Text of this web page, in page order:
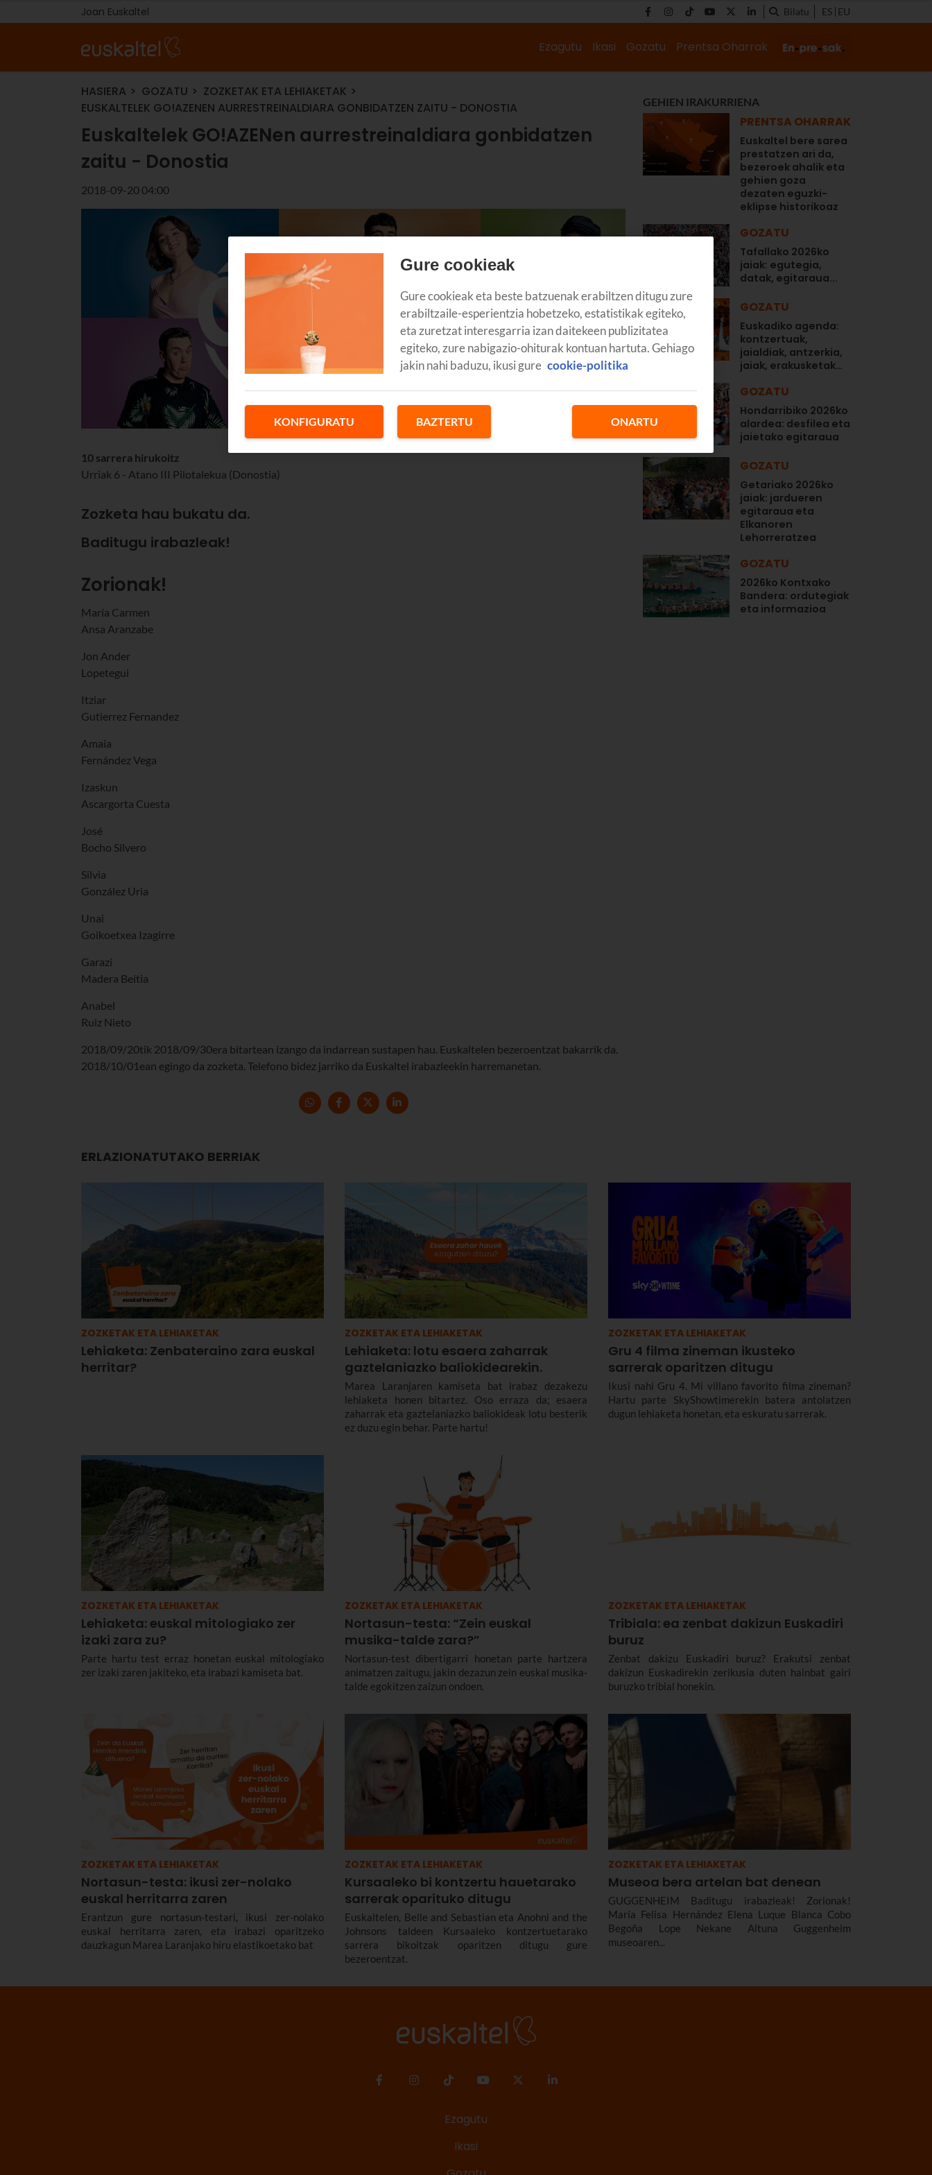
Joan Euskaltel Bilatu ES EU
Ezagutu Ikasi Gozatu Prentsa Oharrak
HASIERA GOZATU
ZOZKETAK ETA LEHIAKETAK
EUSKALTELEK GO!AZENEN AURRESTREINALDIARA GONBIDATZEN ZAITU - DONOSTIA
Euskaltelek GO!AZENen aurrestreinaldiara gonbidatzen
zaitu - Donostia
2018-09-20 04:00
10 sarrera hirukoitz
Urriak 6 - Atano III Pilotalekua (Donostia)
Zozketa hau bukatu da.
Baditugu irabazleak!
Zorionak!
María Carmen
Ansa Aranzabe
Jon Ander
Lopetegui
Itziar
Gutierrez Fernandez
Amaia
Fernández Vega
Izaskun
Ascargorta Cuesta
José
Bocho Silvero
Silvia
González Uria
Unai
Goikoetxea Izagirre
Garazi
Madera Beitia
Anabel
Ruiz Nieto
2018/09/20tik 2018/09/30era bitartean izango da indarrean sustapen hau. Euskaltelen bezeroentzat bakarrik da.
2018/10/01ean egingo da zozketa. Telefono bidez jarriko da Euskaltel irabazleekin harremanetan.
GEHIEN IRAKURRIENA
PRENTSA OHARRAK
Euskaltel bere sarea
prestatzen ari da,
bezeroek ahalik eta
gehien goza
dezaten eguzki-
eklipse historikoaz
GOZATU
Tafallako 2026ko
jaiak: egutegia,
datak, egitaraua...
GOZATU
Euskadiko agenda:
kontzertuak,
jaialdiak, antzerkia,
jaiak, erakusketak…
GOZATU
Hondarribiko 2026ko
alardea: desfilea eta
jaietako egitaraua
GOZATU
Getariako 2026ko
jaiak: jardueren
egitaraua eta
Elkanoren
Lehorreratzea
GOZATU
2026ko Kontxako
Bandera: ordutegiak
eta informazioa
ERLAZIONATUTAKO BERRIAK
ZOZKETAK ETA LEHIAKETAK
Lehiaketa: Zenbateraino zara euskal
herritar?
ZOZKETAK ETA LEHIAKETAK
Lehiaketa: lotu esaera zaharrak
gaztelaniazko baliokidearekin.
Marea Laranjaren kamiseta bat irabaz dezakezu
lehiaketa honen bitartez. Oso erraza da; esaera
zaharrak eta gaztelaniazko baliokideak lotu besterik
ez duzu egin behar. Parte hartu!
ZOZKETAK ETA LEHIAKETAK
Gru 4 filma zineman ikusteko
sarrerak oparitzen ditugu
Ikusi nahi Gru 4. Mi villano favorito filma zineman?
Hartu parte SkyShowtimerekin batera antolatzen
dugun lehiaketa honetan, eta eskuratu sarrerak.
ZOZKETAK ETA LEHIAKETAK
Lehiaketa: euskal mitologiako zer
izaki zara zu?
Parte hartu test erraz honetan euskal mitologiako
zer izaki zaren jakiteko, eta irabazi kamiseta bat.
ZOZKETAK ETA LEHIAKETAK
Nortasun-testa: “Zein euskal
musika-talde zara?”
Nortasun-test dibertigarri honetan parte hartzera
animatzen zaitugu, jakin dezazun zein euskal musika-
talde egokitzen zaizun ondoen.
ZOZKETAK ETA LEHIAKETAK
Tribiala: ea zenbat dakizun Euskadiri
buruz
Zenbat dakizu Euskadiri buruz? Erakutsi zenbat
dakizun Euskadirekin zerikusia duten hainbat gairi
buruzko tribial honekin.
ZOZKETAK ETA LEHIAKETAK
Nortasun-testa: ikusi zer-nolako
euskal herritarra zaren
Erantzun gure nortasun-testari, ikusi zer-nolako
euskal herritarra zaren, eta irabazi oparitzeko
dauzkagun Marea Laranjako hiru elastikoetako bat
ZOZKETAK ETA LEHIAKETAK
Kursaaleko bi kontzertu hauetarako
sarrerak oparituko ditugu
Euskaltelen, Belle and Sebastian eta Anohni and the
Johnsons taldeen Kursaaleko kontzertuetarako
sarrera bikoitzak oparitzen ditugu gure
bezeroentzat.
ZOZKETAK ETA LEHIAKETAK
Museoa bera artelan bat denean
GUGGENHEIM Baditugu irabazleak! Zorionak!
María Felisa Hernández Elena Luque Blanca Cobo
Begoña Lope Nekane Altuna Guggenheim
museoaren...
Ezagutu
Ikasi
Gure cookieak
Gure cookieak eta beste batzuenak erabiltzen ditugu zure
erabiltzaile-esperientzia hobetzeko, estatistikak egiteko,
eta zuretzat interesgarria izan daitekeen publizitatea
egiteko, zure nabigazio-ohiturak kontuan hartuta. Gehiago
jakin nahi baduzu, ikusi gure cookie-politika
KONFIGURATU BAZTERTU ONARTU